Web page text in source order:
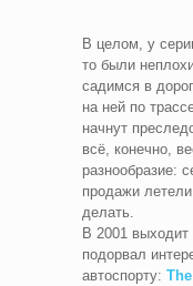
В целом, у
то были
садимся в
на ней по
начнут
всё, конечно,
разнообразие:
продажи
делать.
В 2001
подорвал
автоспорту: